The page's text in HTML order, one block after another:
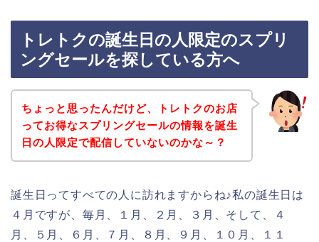
トレトクの誕生日の人限定のスプリ
ングセールを探している方へ
ちょっと思ったんだけど、トレトクのお店
ってお得なスプリングセールの情報を誕生
日の人限定で配信していないのかな～？
誕生日ってすべての人に訪れますからね♪私の誕生日は
４月ですが、毎月、１月、２月、３月、そして、４
月、５月、６月、７月、８月、９月、１０月、１１